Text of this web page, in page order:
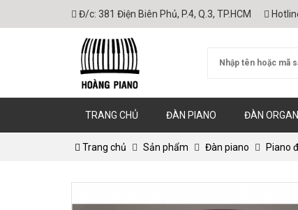
Đ/c: 381 Điện Biên Phủ, P.4, Q.3, TP.HCM
TRANG CHỦ ĐÀN PIANO ĐÀN ORGAN
Trang chủ Sản phẩm Đàn piano Piano